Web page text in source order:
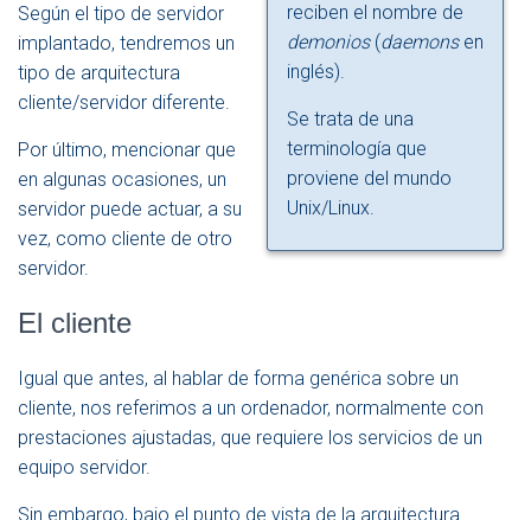
reciben el nombre de
demonios(daemonsen
inglés).
Se trata de una
terminología que
proviene del mundo
Unix/Linux.
Según el tipo de servidor
implantado, tendremos un
tipo de arquitectura
cliente/servidor diferente.
Por último, mencionar que
en algunas ocasiones, un
servidor puede actuar, a su
vez, como cliente de otro
servidor.
El cliente
Igual que antes, al hablar de forma genérica sobre un
cliente, nos referimos a un ordenador, normalmente con
prestaciones ajustadas, que requiere los servicios de un
equipo servidor.
Sin embargo, bajo el punto de vista de la arquitectura